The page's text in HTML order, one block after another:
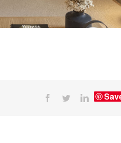
Facebook
TwitterLinkedIn